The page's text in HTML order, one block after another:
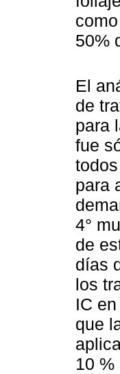
50%
El
de
para
fue
para
4°
de
días
los
IC
que
10